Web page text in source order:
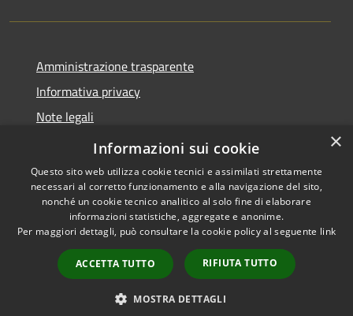
Amministrazione trasparente
Informativa privacy
Note legali
Dichiarazione di accessibilità
Accessibilità
Copyright © 2026 • Comune di
Castel Baronia • Powered by
Municipium•
Accesso
redazione
×
Informazioni sui cookie
Questo sito web utilizza cookie tecnici e assimilati strettamente
necessari al corretto funzionamento e alla navigazione del sito,
nonché un cookie tecnico analitico al solo fine di elaborare
informazioni statistiche, aggregate e anonime.
Per maggiori dettagli, può consultare la cookie policy al seguente link
ACCETTA TUTTO RIFIUTA TUTTO
MOSTRA DETTAGLI